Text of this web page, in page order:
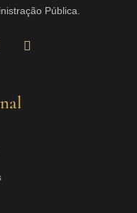
Pública.